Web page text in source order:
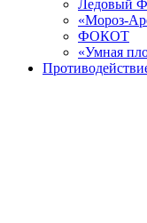
Ледовый
«Мороз-
ФОКОТ
«Умная